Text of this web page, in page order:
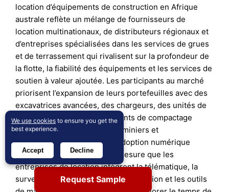
location d’équipements de construction en Afrique
australe reflète un mélange de fournisseurs de
location multinationaux, de distributeurs régionaux et
d’entreprises spécialisées dans les services de grues
et de terrassement qui rivalisent sur la profondeur de
la flotte, la fiabilité des équipements et les services de
soutien à valeur ajoutée. Les participants au marché
priorisent l’expansion de leurs portefeuilles avec des
excavatrices avancées, des chargeurs, des unités de
manutention et des équipements de compactage
adaptés aux environnements miniers et
d’infrastructure exigeants. L’adoption numérique
accélère la différenciation à mesure que les
entreprises de location intègrent la télématique, la
surveillance en temps réel de l’utilisation et les outils
Request Sample
We use cookies to ensure you get the
best experience.
Accept Decline